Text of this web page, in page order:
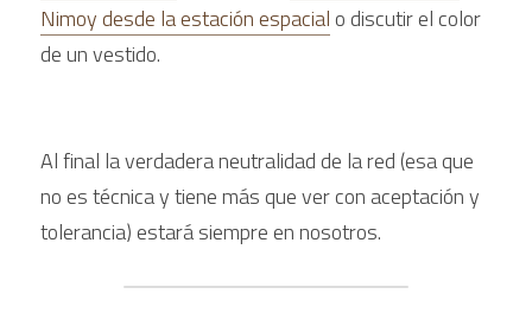
Nimoy desde la estación espacial o discutir el color
de un vestido.
Al final la verdadera neutralidad de la red (esa que
no es técnica y tiene más que ver con aceptación y
tolerancia) estará siempre en nosotros.